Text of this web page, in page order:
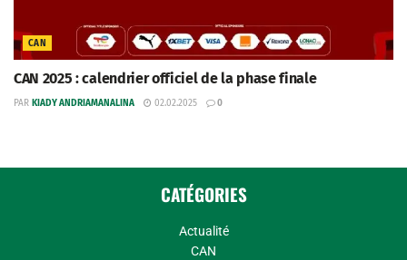
CAN
CAN 2025 : calendrier officiel de la phase finale
PAR KIADY ANDRIAMANALINA 02.02.2025 0
CATÉGORIES
Actualité
CAN